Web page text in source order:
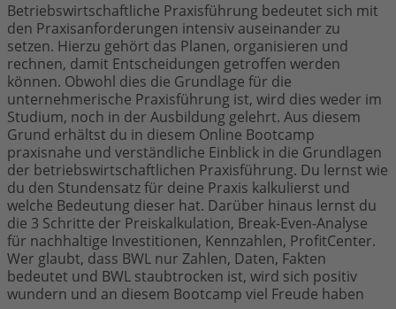
Betriebswirtschaftliche Praxisführung bedeutet sich mit
den Praxisanforderungen intensiv auseinander zu
setzen. Hierzu gehört das Planen, organisieren und
rechnen, damit Entscheidungen getroffen werden
können. Obwohl dies die Grundlage für die
unternehmerische Praxisführung ist, wird dies weder im
Studium, noch in der Ausbildung gelehrt. Aus diesem
Grund erhältst du in diesem Online Bootcamp
praxisnahe und verständliche Einblick in die Grundlagen
der betriebswirtschaftlichen Praxisführung. Du lernst wie
du den Stundensatz für deine Praxis kalkulierst und
welche Bedeutung dieser hat. Darüber hinaus lernst du
die 3 Schritte der Preiskalkulation, Break-Even-Analyse
für nachhaltige Investitionen, Kennzahlen, ProfitCenter.
Wer glaubt, dass BWL nur Zahlen, Daten, Fakten
bedeutet und BWL staubtrocken ist, wird sich positiv
wundern und an diesem Bootcamp viel Freude haben